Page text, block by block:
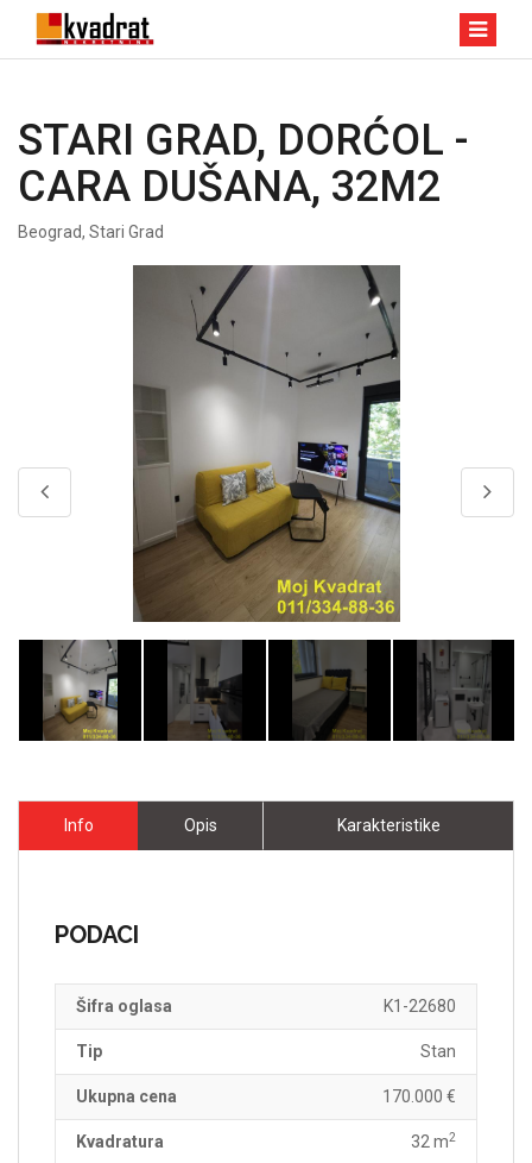
STARI GRAD, DORĆOL -
CARA DUŠANA, 32M2
Beograd, Stari Grad
Info Opis Karakteristike
PODACI
Šifra oglasa K1-22680
Tip Stan
Ukupna cena 170.000 €
Kvadratura 32 m2